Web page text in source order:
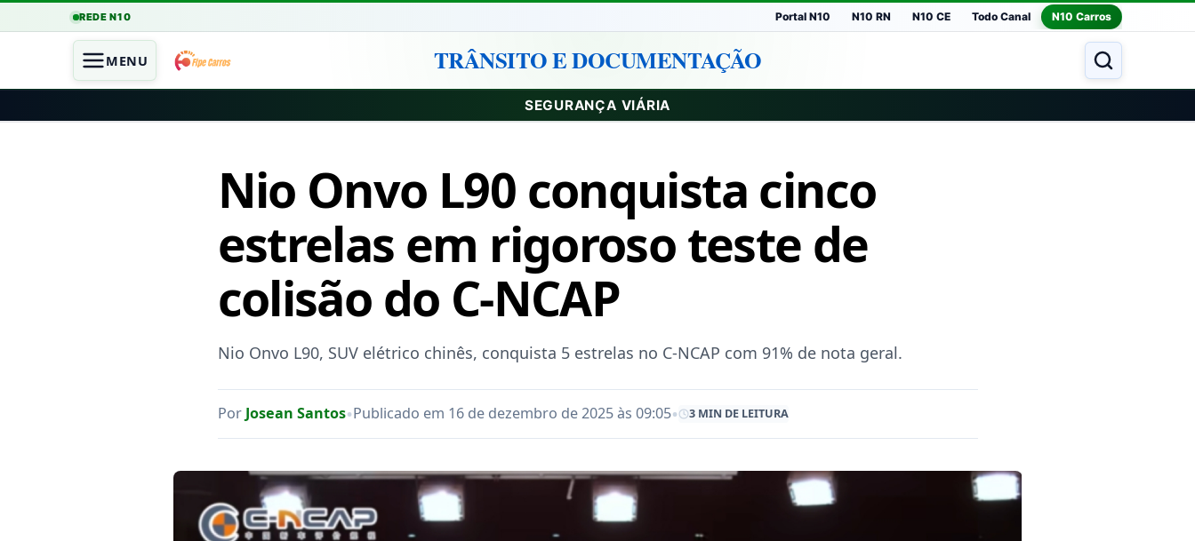
REDE N10 Portal N10 N10 RN N10 CE Todo Canal N10 Carros
MENU TRÂNSITO E DOCUMENTAÇÃO
SEGURANÇA VIÁRIA
Nio Onvo L90 conquista cinco
estrelas em rigoroso teste de
colisão do C-NCAP
Nio Onvo L90, SUV elétrico chinês, conquista 5 estrelas no C-NCAP com 91% de nota geral.
Por Josean Santos•Publicado em 16 de dezembro de 2025 às 09:05• 3 MIN DE LEITURA